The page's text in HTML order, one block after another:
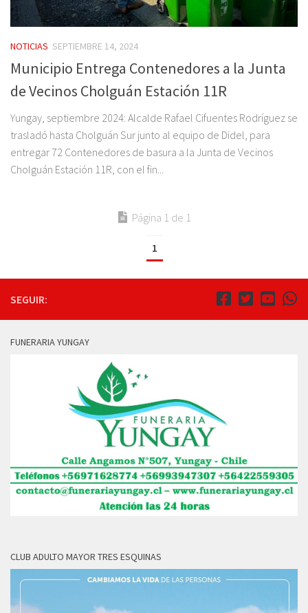
NOTICIAS SEPTIEMBRE 14, 2024
Municipio Entrega Contenedores a la Junta
de Vecinos Cholguán Estación 11R
Yungay, septiembre 2024: Alcalde Rafael Cifuentes Rodríguez se
trasladó hasta Cholguán Sur junto al equipo de Didel, para
entregar 72 Contenedores de basura a la Junta de Vecinos
Cholguán Estación 11R, con el fin...
Página 1 de 1
1
SEGUIR:
FUNERARIA YUNGAY
CLUB ADULTO MAYOR TRES ESQUINAS